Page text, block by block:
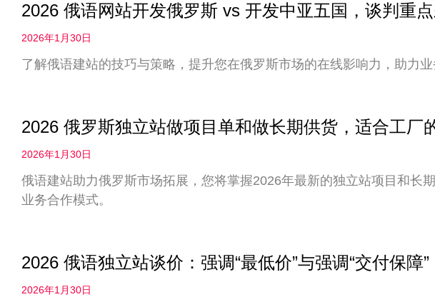
2026 俄语网站开发俄罗斯 vs 开发中亚五国，谈判重
2026年1月30日
了解俄语建站的技巧与策略，提升您在俄罗斯市场的在线影响力，助力
2026 俄罗斯独立站做项目单和做长期供货，适合工厂
2026年1月30日
俄语建站助力俄罗斯市场拓展，您将掌握2026年最新的独立站项目和长
业务合作模式。
2026 俄语独立站谈价：强调“最低价”与强调“交付保障
2026年1月30日